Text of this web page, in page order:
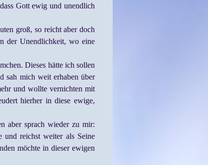
Gott ewig und unendlich
groß, so reicht aber doch
der Unendlichkeit, wo eine
Dieses hätte ich sollen
sah mich weit erhaben über
und wollte vernichten mit
hierher in diese ewige,
aber sprach wieder zu mir:
reichst weiter als Seine
möchte in dieser ewigen